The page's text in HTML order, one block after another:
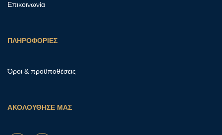
Επικοινωνία
ΠΛΗΡΟΦΟΡΙΕΣ
Όροι & προϋποθέσεις
ΑΚΟΛΟΥΘΗΣΕ ΜΑΣ